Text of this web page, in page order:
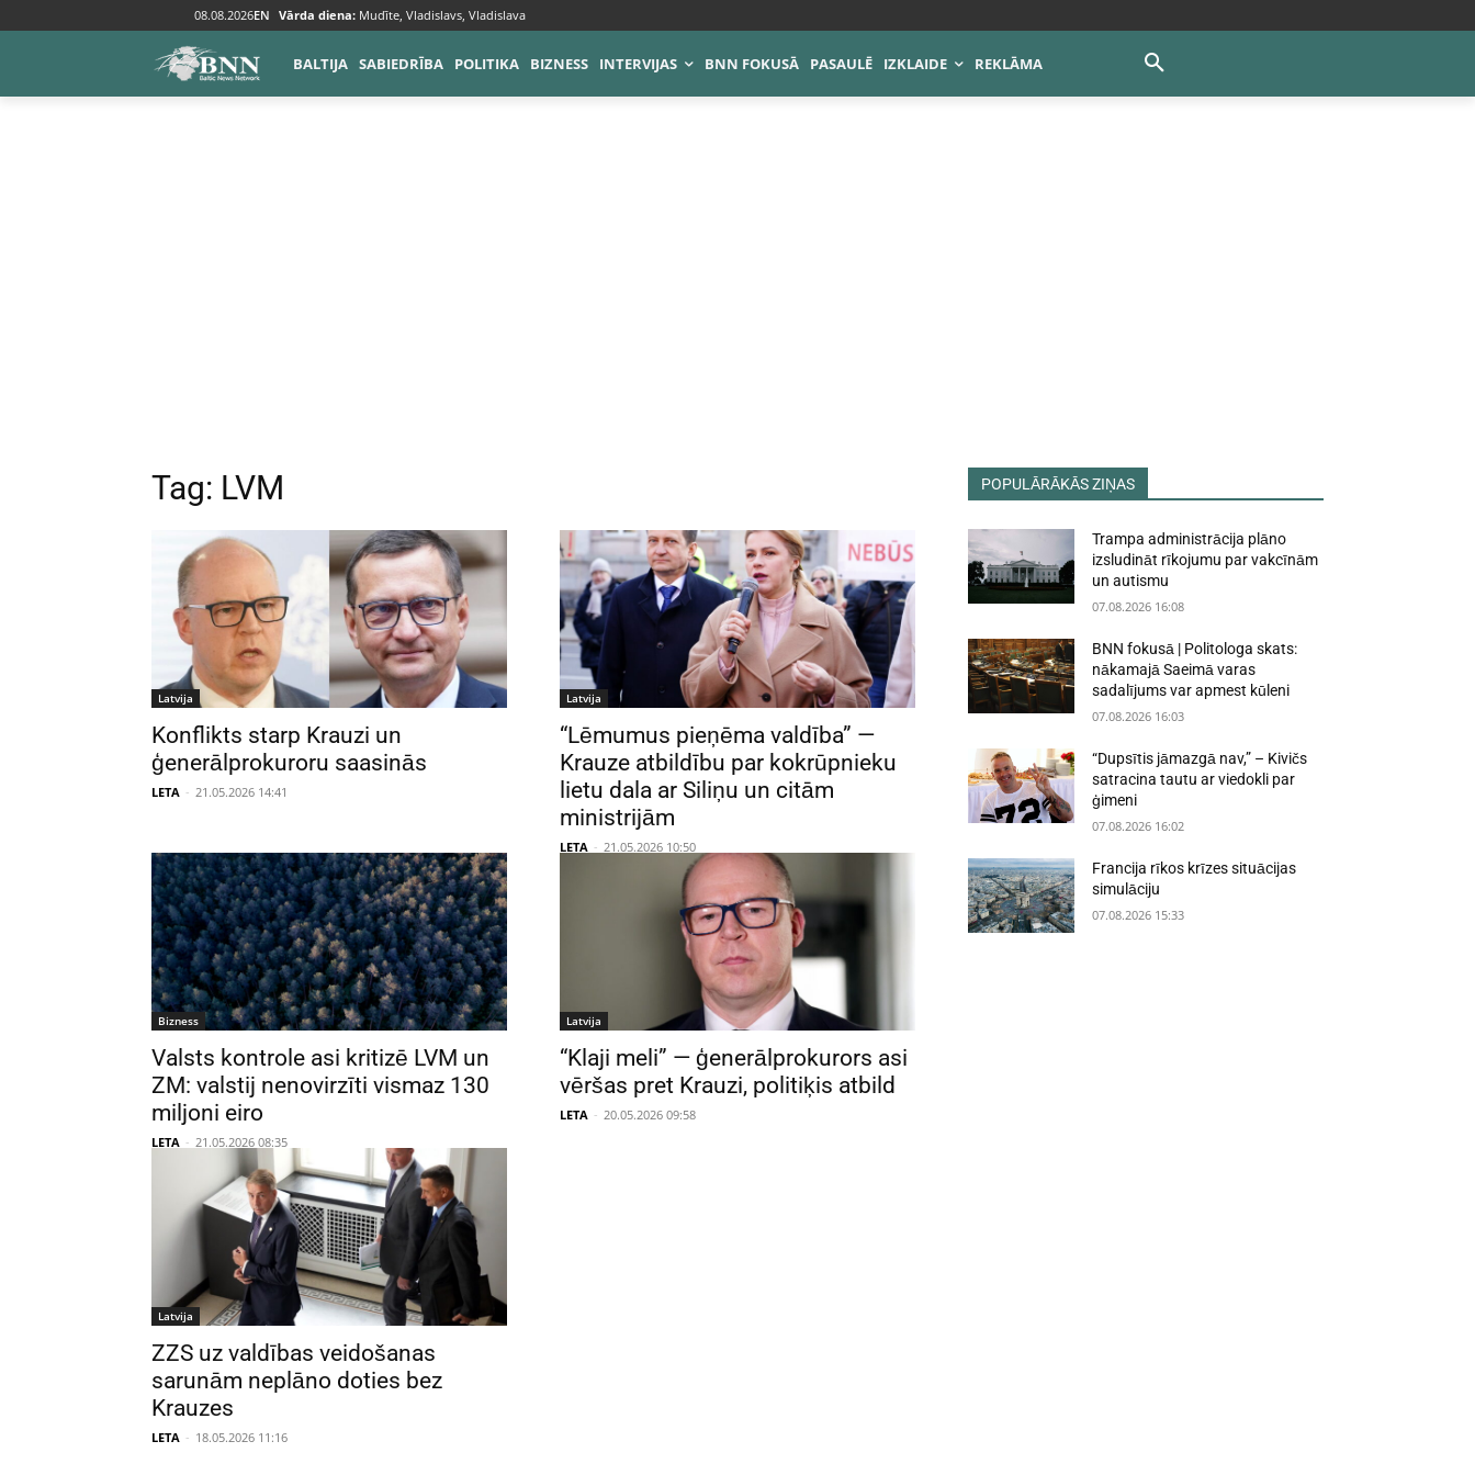
08.08.2026EN Vārda diena: Mudīte, Vladislavs, Vladislava
BALTIJA SABIEDRĪBA POLITIKA BIZNESS INTERVIJAS BNN FOKUSĀ PASAULĒ IZKLAIDE REKLĀMA
Tags LVM
Tag: LVM
Latvija
Konflikts starp Krauzi un
ģenerālprokuroru saasinās
LETA - 21.05.2026 14:41
Latvija
“Lēmumus pieņēma valdība” —
Krauze atbildību par kokrūpnieku
lietu dala ar Siliņu un citām
ministrijām
LETA - 21.05.2026 10:50
Bizness
Valsts kontrole asi kritizē LVM un
ZM: valstij nenovirzīti vismaz 130
miljoni eiro
LETA - 21.05.2026 08:35
Latvija
“Klaji meli” — ģenerālprokurors asi
vēršas pret Krauzi, politiķis atbild
LETA - 20.05.2026 09:58
Latvija
ZZS uz valdības veidošanas
sarunām neplāno doties bez
Krauzes
LETA - 18.05.2026 11:16
POPULĀRĀKĀS ZIŅAS
Trampa administrācija plāno
izsludināt rīkojumu par vakcīnām
un autismu
07.08.2026 16:08
BNN fokusā | Politologa skats:
nākamajā Saeimā varas
sadalījums var apmest kūleni
07.08.2026 16:03
“Dupsītis jāmazgā nav,” – Kivičs
satracina tautu ar viedokli par
ģimeni
07.08.2026 16:02
Francija rīkos krīzes situācijas
simulāciju
07.08.2026 15:33